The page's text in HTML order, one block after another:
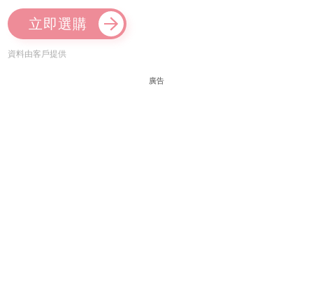
立即選購
資料由客戶提供
廣告